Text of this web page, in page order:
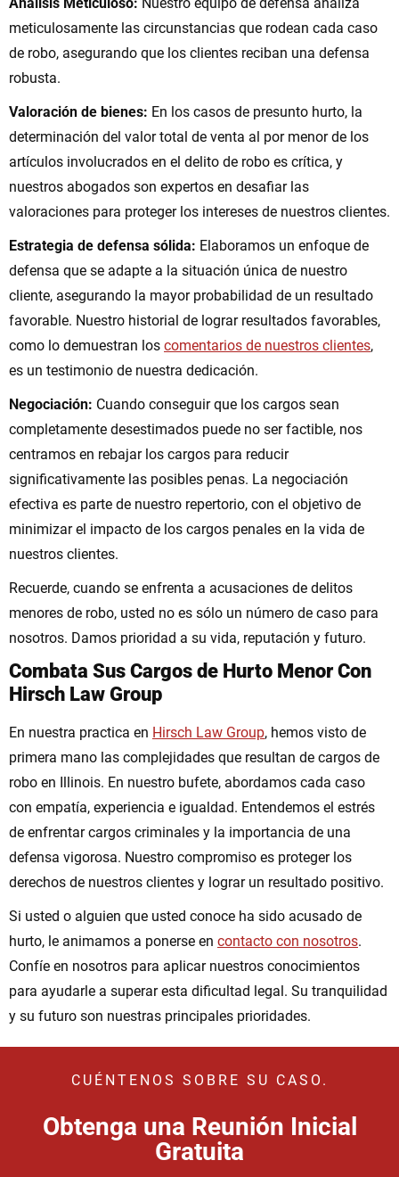
Análisis Meticuloso: Nuestro equipo de defensa analiza
meticulosamente las circunstancias que rodean cada caso
de robo, asegurando que los clientes reciban una defensa
robusta.
Valoración de bienes: En los casos de presunto hurto, la
determinación del valor total de venta al por menor de los
artículos involucrados en el delito de robo es crítica, y
nuestros abogados son expertos en desafiar las
valoraciones para proteger los intereses de nuestros clientes.
Estrategia de defensa sólida: Elaboramos un enfoque de
defensa que se adapte a la situación única de nuestro
cliente, asegurando la mayor probabilidad de un resultado
favorable. Nuestro historial de lograr resultados favorables,
como lo demuestran los comentarios de nuestros clientes,
es un testimonio de nuestra dedicación.
Negociación: Cuando conseguir que los cargos sean
completamente desestimados puede no ser factible, nos
centramos en rebajar los cargos para reducir
significativamente las posibles penas. La negociación
efectiva es parte de nuestro repertorio, con el objetivo de
minimizar el impacto de los cargos penales en la vida de
nuestros clientes.
Recuerde, cuando se enfrenta a acusaciones de delitos
menores de robo, usted no es sólo un número de caso para
nosotros. Damos prioridad a su vida, reputación y futuro.
Combata Sus Cargos de Hurto Menor Con
Hirsch Law Group
En nuestra practica en Hirsch Law Group, hemos visto de
primera mano las complejidades que resultan de cargos de
robo en Illinois. En nuestro bufete, abordamos cada caso
con empatía, experiencia e igualdad. Entendemos el estrés
de enfrentar cargos criminales y la importancia de una
defensa vigorosa. Nuestro compromiso es proteger los
derechos de nuestros clientes y lograr un resultado positivo.
Si usted o alguien que usted conoce ha sido acusado de
hurto, le animamos a ponerse en contacto con nosotros.
Confíe en nosotros para aplicar nuestros conocimientos
para ayudarle a superar esta dificultad legal. Su tranquilidad
y su futuro son nuestras principales prioridades.
CUÉNTENOS SOBRE SU CASO.
Obtenga una Reunión Inicial
Gratuita